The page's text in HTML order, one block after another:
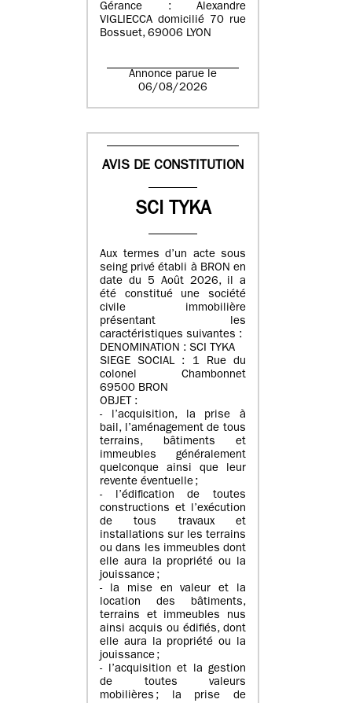
Gérance : Alexandre
VIGLIECCA domicilié 70 rue
Bossuet, 69006 LYON
Annonce parue le
06/08/2026
AVIS DE CONSTITUTION
SCI TYKA
Aux termes d’un acte sous
seing privé établi à BRON en
date du 5 Août 2026, il a
été constitué une société
civile immobilière
présentant les
caractéristiques suivantes :
DENOMINATION : SCI TYKA
SIEGE SOCIAL : 1 Rue du
colonel Chambonnet
69500 BRON
OBJET :
- l’acquisition, la prise à
bail, l’aménagement de tous
terrains, bâtiments et
immeubles généralement
quelconque ainsi que leur
revente éventuelle ;
- l’édification de toutes
constructions et l’exécution
de tous travaux et
installations sur les terrains
ou dans les immeubles dont
elle aura la propriété ou la
jouissance ;
- la mise en valeur et la
location des bâtiments,
terrains et immeubles nus
ainsi acquis ou édifiés, dont
elle aura la propriété ou la
jouissance ;
- l’acquisition et la gestion
de toutes valeurs
mobilières ; la prise de